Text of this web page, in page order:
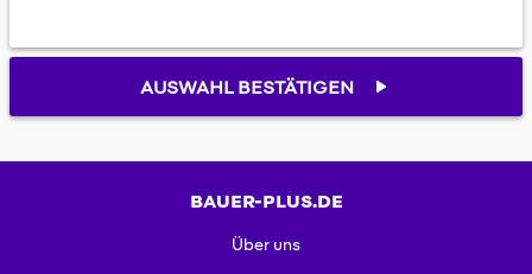
AUSWAHL BESTÄTIGEN
BAUER-PLUS.DE
Über uns